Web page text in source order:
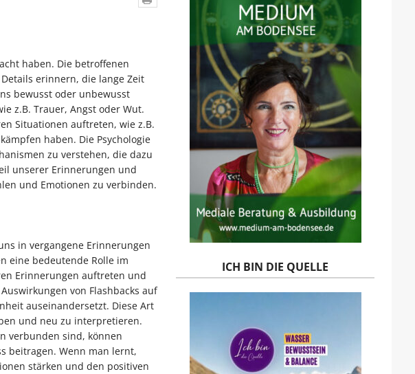
haben. Die betroffenen
erinnern, die lange Zeit
bewusst oder unbewusst
z.B. Trauer, Angst oder Wut.
Situationen auftreten, wie z.B.
haben. Die Psychologie
zu verstehen, die dazu
unserer Erinnerungen und
und Emotionen zu verbinden.
in vergangene Erinnerungen
eine bedeutende Rolle im
Erinnerungen auftreten und
von Flashbacks auf
auseinandersetzt. Diese Art
und neu zu interpretieren.
verbunden sind, können
beitragen. Wenn man lernt,
stärken und den positiven
ICH BIN DIE QUELLE